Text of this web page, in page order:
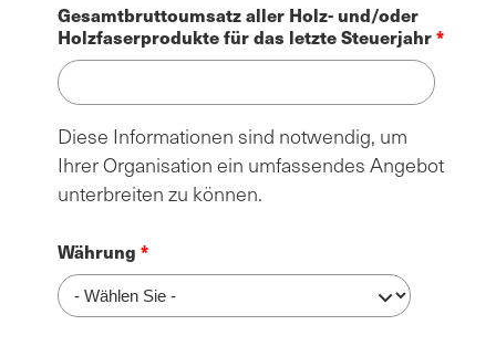
Gesamtbruttoumsatz aller Holz- und/oder
Holzfaserprodukte für das letzte Steuerjahr
Diese Informationen sind notwendig, um
Ihrer Organisation ein umfassendes Angebot
unterbreiten zu können.
Währung